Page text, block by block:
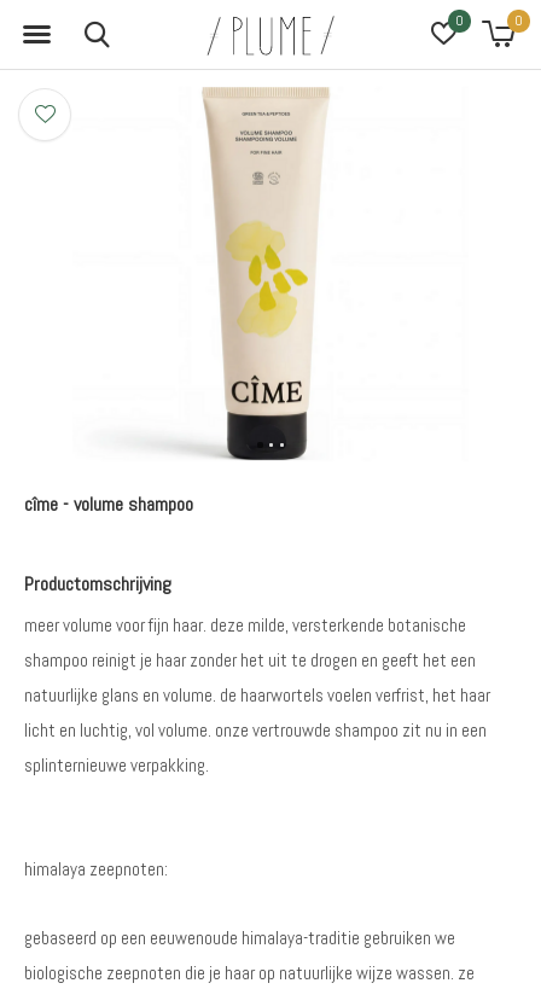
0 0
cîme - volume shampoo
Productomschrijving
meer volume voor fijn haar. deze milde, versterkende botanische
shampoo reinigt je haar zonder het uit te drogen en geeft het een
natuurlijke glans en volume. de haarwortels voelen verfrist, het haar
licht en luchtig, vol volume. onze vertrouwde shampoo zit nu in een
splinternieuwe verpakking.
himalaya zeepnoten:
gebaseerd op een eeuwenoude himalaya-traditie gebruiken we
biologische zeepnoten die je haar op natuurlijke wijze wassen. ze